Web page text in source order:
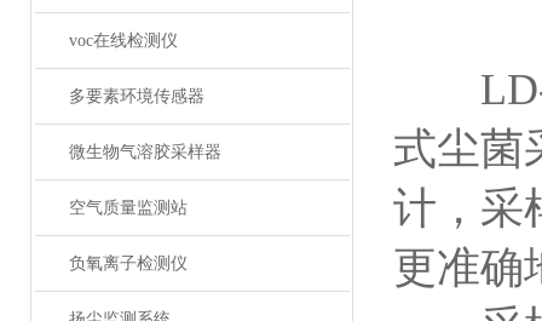
voc在线检测仪
多要素环境传感器
微生物气溶胶采样器
空气质量监测站
负氧离子检测仪
LD-
式尘菌
计，采
更准确